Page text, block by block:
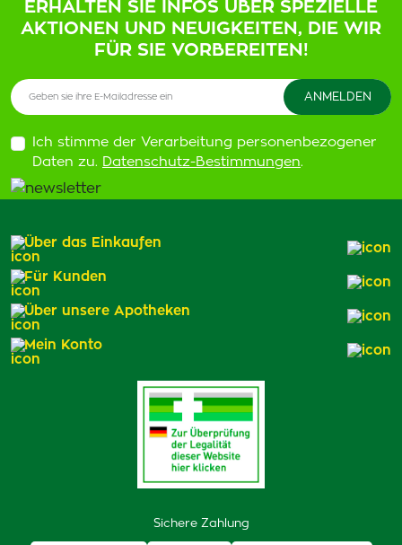
ERHALTEN SIE INFOS ÜBER SPEZIELLE
AKTIONEN UND NEUIGKEITEN, DIE WIR
FÜR SIE VORBEREITEN!
Ich stimme der Verarbeitung personenbezogener
Daten zu. Datenschutz-Bestimmungen.
Sichere Zahlung
Über das Einkaufen
Für Kunden
Über unsere Apotheken
Mein Konto